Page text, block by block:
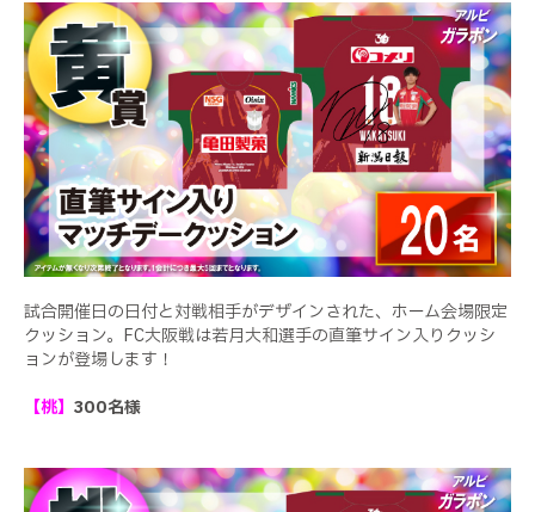
試合開催日の日付と対戦相手がデザインされた、ホーム会場限定
クッション。FC大阪戦は若月大和選手の直筆サイン入りクッシ
ョンが登場します！
【桃】 300名様